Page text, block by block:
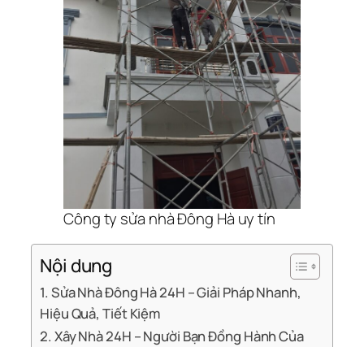
Công ty sửa nhà Đông Hà uy tín
Nội dung
1. Sửa Nhà Đông Hà 24H – Giải Pháp Nhanh,
Hiệu Quả, Tiết Kiệm
2. Xây Nhà 24H – Người Bạn Đồng Hành Của